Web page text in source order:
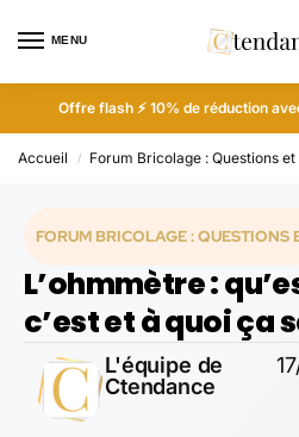
MENU
Offre flash ⚡ 10% de réduction
Accueil / Forum Bricolage : Questions et
FORUM BRICOLAGE : QUESTIONS
L’ohmmètre :
c’est et à quoi ça
L'équipe de
Ctendance